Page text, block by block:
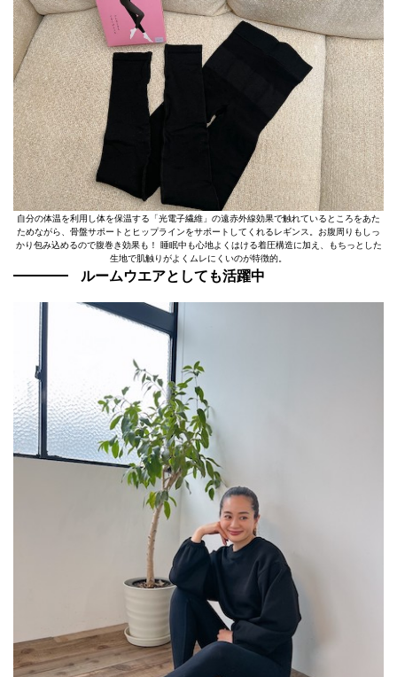
自分の体温を利用し体を保温する「光電子繊維」の遠赤外線効果で触れているところをあた
ためながら、骨盤サポートとヒップラインをサポートしてくれるレギンス。お腹周りもしっ
かり包み込めるので腹巻き効果も！ 睡眠中も心地よくはける着圧構造に加え、もちっとした
生地で肌触りがよくムレにくいのが特徴的。
ルームウエアとしても活躍中